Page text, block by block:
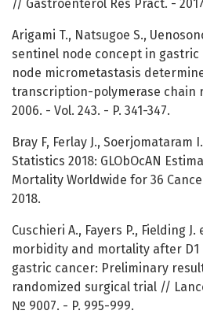
// Gastroenterol Res Pract. -
Arigami T., Natsugoe S.,
sentinel node concept in gastric
node micrometastasis
transcription-polymerase chain
2006. - Vol. 243. - P. 341-347.
Bray F, Ferlay J., Soerjomataram
Statistics 2018: GLObOcAN
Mortality Worldwide for 36
2018.
Cuschieri A., Fayers P., Fielding
morbidity and mortality after
gastric cancer: Preliminary
randomized surgical trial //
№ 9007. - P. 995-999.